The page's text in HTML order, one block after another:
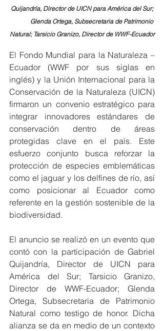
Quijandría, Director de UICN para América del Sur;
Glenda Ortega, Subsecretaria de Patrimonio
Natural; Tarsicio Granizo, Director de WWF-Ecuador
El Fondo Mundial para la Naturaleza –
Ecuador (WWF por sus siglas en
inglés) y la Unión Internacional para la
Conservación de la Naturaleza (UICN)
firmaron un convenio estratégico para
integrar innovadores estándares de
conservación dentro de áreas
protegidas clave en el país. Este
esfuerzo conjunto busca reforzar la
protección de especies emblemáticas
como el jaguar y los delfines de río, así
como posicionar al Ecuador como
referente en la gestión sostenible de la
biodiversidad.
El anuncio se realizó en un evento que
contó con la participación de Gabriel
Quijandría, Director de UICN para
América del Sur; Tarsicio Granizo,
Director de WWF-Ecuador; Glenda
Ortega, Subsecretaria de Patrimonio
Natural como testigo de honor. Dicha
alianza se da en medio de un contexto